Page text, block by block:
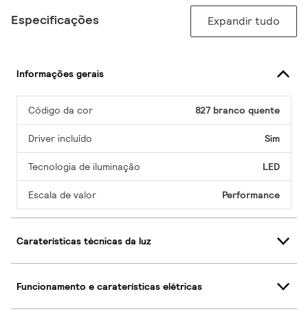
Especificações Expandir tudo
Informações gerais
Código da cor 827 branco quente
Driver incluído Sim
Tecnologia de iluminação LED
Escala de valor Performance
Caraterísticas técnicas da luz
Funcionamento e caraterísticas elétricas